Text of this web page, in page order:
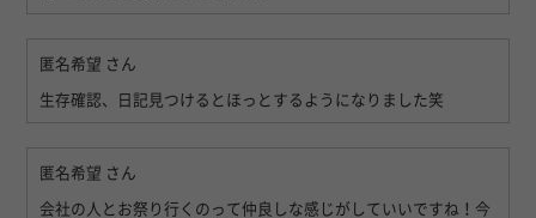
匿名希望 さん
生存確認、日記見つけるとほっとするようになりました笑
匿名希望 さん
会社の人とお祭り行くのって仲良しな感じがしていいですね！今